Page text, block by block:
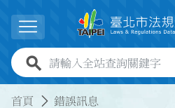
展開選單
全站查詢關鍵字欄位
首頁 錯誤訊息